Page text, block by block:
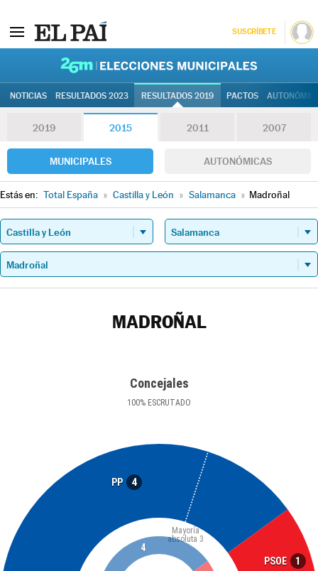
SUSCRÍBETE
NOTICIAS RESULTADOS 2023 RESULTADOS 2019 PACTOS
2019 2015 2011 2007
MUNICIPALES AUTONÓMICAS
Estás en: Total España » Castilla y León » Salamanca » Madroñal
MADROÑAL
Concejales
100% ESCRUTADO
PP 4
PSOE 1
Mayoría
absoluta 3
4